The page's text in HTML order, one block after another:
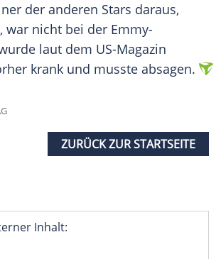
der anderen Stars daraus,
war nicht bei der Emmy-
laut dem US-Magazin
krank und musste absagen.
ZURÜCK ZUR STARTSEITE
Inhalt: